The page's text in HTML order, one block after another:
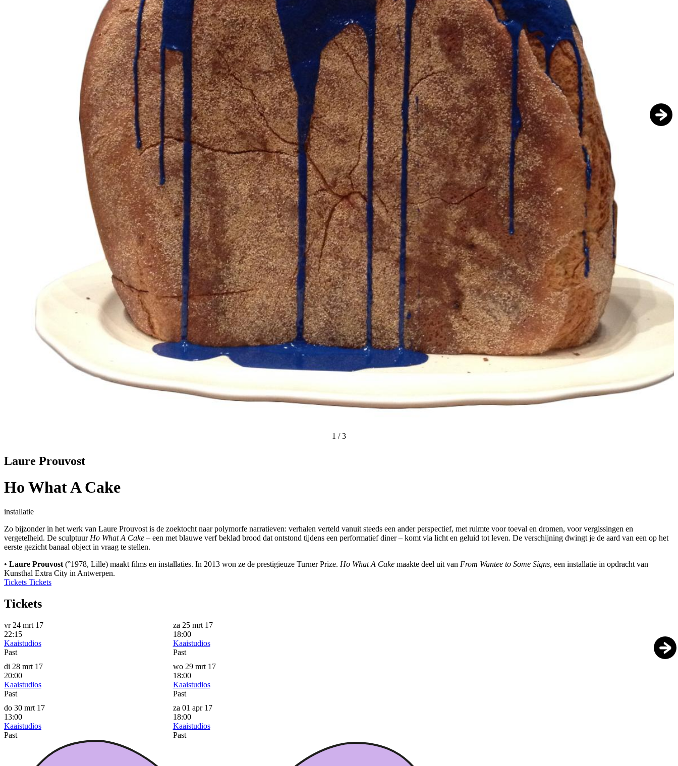
1 /3
Laure Prouvost
Ho What A Cake
installatie
Zo bijzonder in het werk van Laure Prouvost is de zoektocht naar polymorfe narratieven: verhalen verteld vanuit steeds een ander perspectief, met ruimte voor toeval en dromen, voor vergissingen en
vergetelheid. De sculptuur Ho What A Cake – een met blauwe verf beklad brood dat ontstond tijdens een performatief diner – komt via licht en geluid tot leven. De verschijning dwingt je de aard van een op het
eerste gezicht banaal object in vraag te stellen.
• Laure Prouvost (°1978, Lille) maakt films en installaties. In 2013 won ze de prestigieuze Turner Prize. Ho What A Cake maakte deel uit van From Wantee to Some Signs, een installatie in opdracht van
Kunsthal Extra City in Antwerpen.
Tickets Tickets
Tickets
vr 24 mrt 17
22:15
Kaaistudios
Past
za 25 mrt 17
18:00
Kaaistudios
Past
di 28 mrt 17
20:00
Kaaistudios
Past
wo 29 mrt 17
18:00
Kaaistudios
Past
do 30 mrt 17
13:00
Kaaistudios
Past
za 01 apr 17
18:00
Kaaistudios
Past